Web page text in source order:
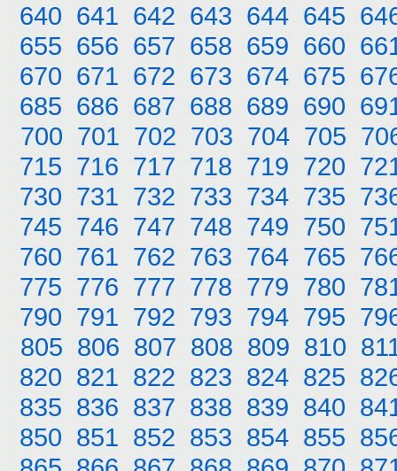
640 641 642 643 644 645
655 656 657 658 659 660
670 671 672 673 674 675
685 686 687 688 689 690
700 701 702 703 704 705
715 716 717 718 719 720
730 731 732 733 734 735
745 746 747 748 749 750
760 761 762 763 764 765
775 776 777 778 779 780
790 791 792 793 794 795
805 806 807 808 809 810
820 821 822 823 824 825
835 836 837 838 839 840
850 851 852 853 854 855